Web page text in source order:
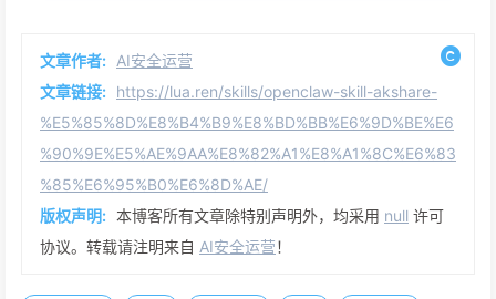
文章作者: AI安全运营
文章链接: https://lua.ren/skills/openclaw-skill-akshare-
%E5%85%8D%E8%B4%B9%E8%BD%BB%E6%9D%BE%E6
%90%9E%E5%AE%9AA%E8%82%A1%E8%A1%8C%E6%83
%85%E6%95%B0%E6%8D%AE/
版权声明: 本博客所有文章除特别声明外，均采用 null 许可
协议。转载请注明来自 AI安全运营！